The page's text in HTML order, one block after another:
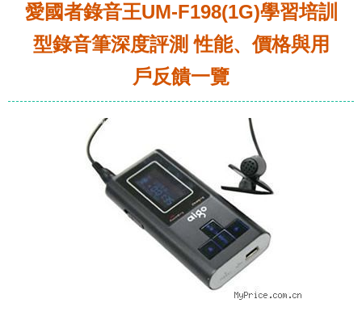
愛國者錄音王UM-F198(1G)學習培訓
型錄音筆深度評測 性能、價格與用
戶反饋一覽